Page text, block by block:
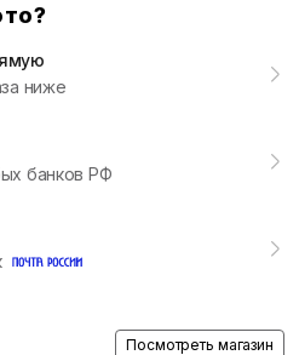
ниже
банков РФ
Посмотреть магазин